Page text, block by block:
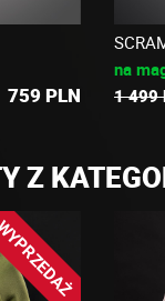
759 PLN
na
1 499
Z